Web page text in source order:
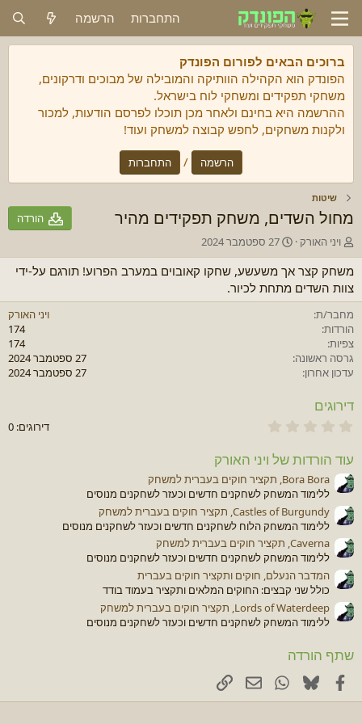
התחברות הרשמה
ברוכים הבאים לפורום הפונדק
הפונדק הוא הקהילה הוותיקה והמובילה של מבוכים ודרקונים,
משחקי תפקידים ומשחקי לוח בישראל.
ההרשמה היא בחינם ולאחר מכן תוכלו לפרסם הודעות, למכור
ולקנות משחקים, לחפש קבוצה למשחק ועוד!
הרשמה / התחברות
שיטות
מחול השדים, משחק תפקידים מהיר
הורדה
מ
ח
ב
ר
/
ת
ויני האורק
C
r
e
a
t
27 ספטמבר 2024
משחק קצר אך משעשע, שחקו קאובוים במערב הפרוע! תורגם על-ידי
צוות השדים מתחת לכיור.
מחבר/ת
ויני האורק
הורדות
174
צפיות
174
גרסה ראשונה
27 ספטמבר 2024
עדכון אחרון
27 ספטמבר 2024
דירוגים
ב
(
י
ם
)
0
.
0
0
דירוגים: 0
עוד הורדות של ויני האורק
Bora Bora, תקציר חוקים בעברית למשחק
ללימוד המשחק לשחקנים חדשים וכעזר לשחקנים מנוסים
Castles of Burgundy, תקציר חוקים בעברית למשחק
ללימוד המשחק הלוח לשחקנים חדשים וכעזר לשחקנים מנוסים
Caverna, תקציר חוקים בעברית למשחק
ללימוד המשחק לשחקנים חדשים וכעזר לשחקנים מנוסים
המדבר הנעלם, חוקים ותקציר חוקים בעברית
כולל שני קבצים: החוקים המלאים ותקציר בעמוד בודד
Lords of Waterdeep, תקציר חוקים בעברית למשחק
ללימוד המשחק לשחקנים חדשים וכעזר לשחקנים מנוסים
שתף הורדה
Facebook
Bluesky
WhatsApp
דוא"לקישור